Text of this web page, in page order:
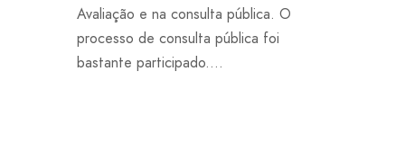
Avaliação e na consulta pública. O
processo de consulta pública foi
bastante participado....